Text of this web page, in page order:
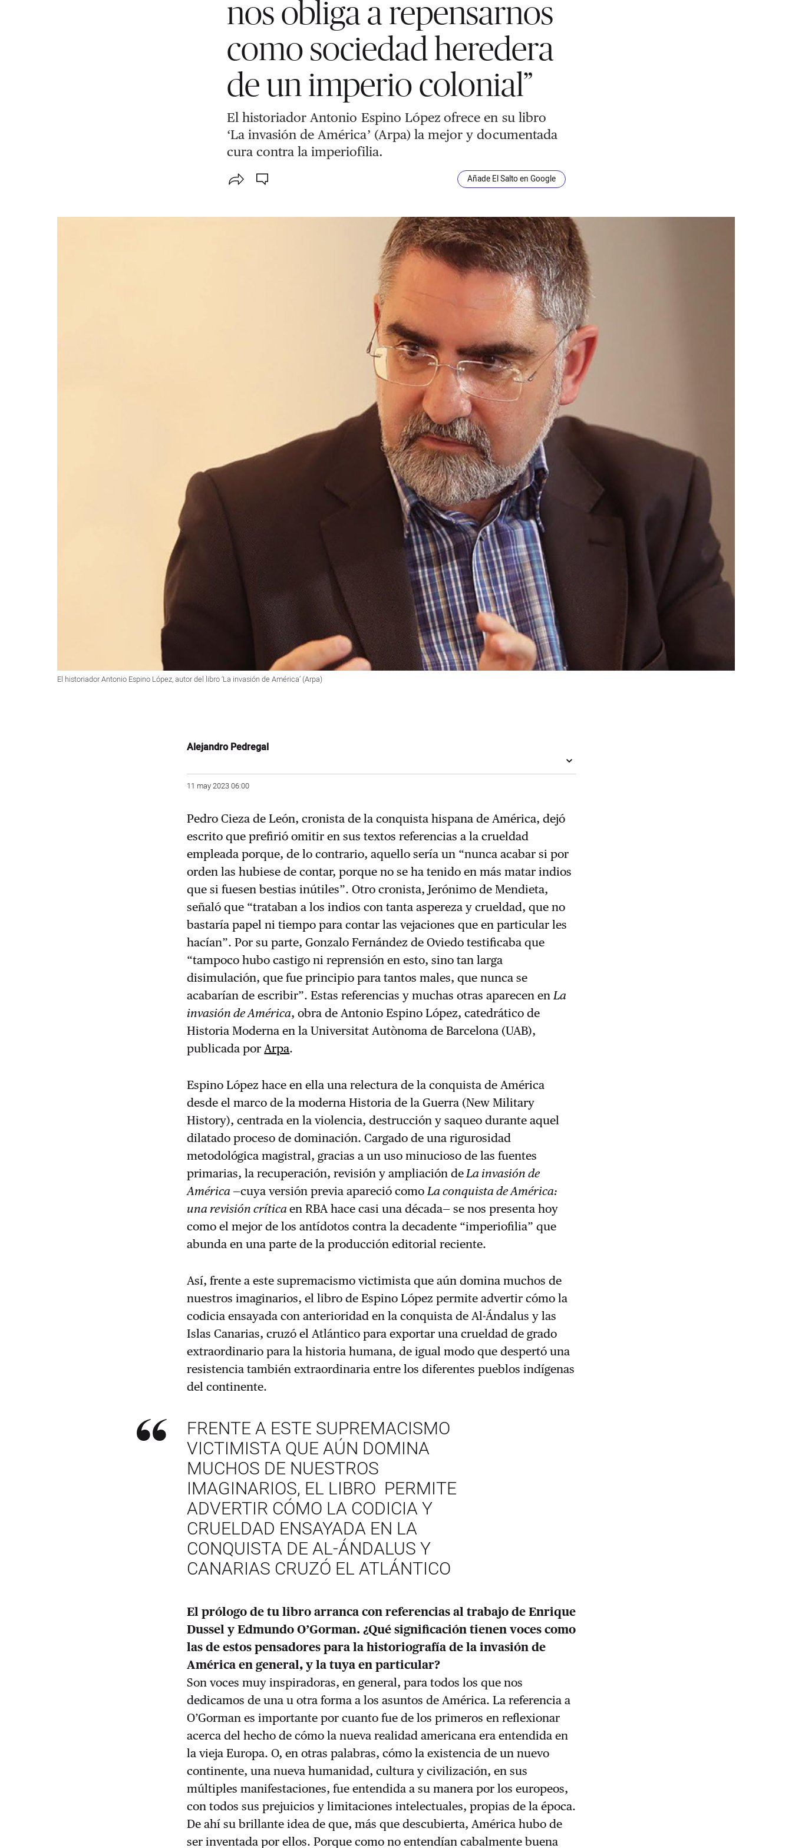
nos obliga a repensarnos
como sociedad heredera
de un imperio colonial”
El historiador Antonio Espino López ofrece en su libro
‘La invasión de América’ (Arpa) la mejor y documentada
cura contra la imperiofilia.
Añade El Salto en Google
El historiador Antonio Espino López, autor del libro ‘La invasión de América’ (Arpa)
Alejandro Pedregal
11 may 2023 06:00
Pedro Cieza de León, cronista de la conquista hispana de América, dejó
escrito que prefirió omitir en sus textos referencias a la crueldad
empleada porque, de lo contrario, aquello sería un “nunca acabar si por
orden las hubiese de contar, porque no se ha tenido en más matar indios
que si fuesen bestias inútiles”. Otro cronista, Jerónimo de Mendieta,
señaló que “trataban a los indios con tanta aspereza y crueldad, que no
bastaría papel ni tiempo para contar las vejaciones que en particular les
hacían”. Por su parte, Gonzalo Fernández de Oviedo testificaba que
“tampoco hubo castigo ni reprensión en esto, sino tan larga
disimulación, que fue principio para tantos males, que nunca se
acabarían de escribir”. Estas referencias y muchas otras aparecen enLa
invasión de América, obra de Antonio Espino López, catedrático de
Historia Moderna en la Universitat Autònoma de Barcelona (UAB),
publicada porArpa.
Espino López hace en ella una relectura de la conquista de América
desde el marco de la moderna Historia de la Guerra (New Military
History), centrada en la violencia, destrucción y saqueo durante aquel
dilatado proceso de dominación. Cargado de una rigurosidad
metodológica magistral, gracias a un uso minucioso de las fuentes
primarias, la recuperación, revisión y ampliación deLa invasión de
América —cuya versión previa apareció comoLa conquista de América:
una revisión críticaen RBA hace casi una década— se nos presenta hoy
como el mejor de los antídotos contra la decadente “imperiofilia” que
abunda en una parte de la producción editorial reciente.
Así, frente a este supremacismo victimista que aún domina muchos de
nuestros imaginarios, el libro de Espino López permite advertir cómo la
codicia ensayada con anterioridad en la conquista de Al-Ándalus y las
Islas Canarias, cruzó el Atlántico para exportar una crueldad de grado
extraordinario para la historia humana, de igual modo que despertó una
resistencia también extraordinaria entre los diferentes pueblos indígenas
del continente.
FRENTE A ESTE SUPREMACISMO
VICTIMISTA QUE AÚN DOMINA
MUCHOS DE NUESTROS
IMAGINARIOS, EL LIBRO PERMITE
ADVERTIR CÓMO LA CODICIA Y
CRUELDAD ENSAYADA EN LA
CONQUISTA DE AL-ÁNDALUS Y
CANARIAS CRUZÓ EL ATLÁNTICO
El prólogo de tu libro arranca con referencias al trabajo de Enrique
Dussel y Edmundo O’Gorman. ¿Qué significación tienen voces como
las de estos pensadores para la historiografía de la invasión de
América en general, y la tuya en particular?
Son voces muy inspiradoras, en general, para todos los que nos
dedicamos de una u otra forma a los asuntos de América. La referencia a
O’Gorman es importante por cuanto fue de los primeros en reflexionar
acerca del hecho de cómo la nueva realidad americana era entendida en
la vieja Europa. O, en otras palabras, cómo la existencia de un nuevo
continente, una nueva humanidad, cultura y civilización, en sus
múltiples manifestaciones, fue entendida a su manera por los europeos,
con todos sus prejuicios y limitaciones intelectuales, propias de la época.
De ahí su brillante idea de que, más que descubierta, América hubo de
ser inventada por ellos. Porque como no entendían cabalmente buena